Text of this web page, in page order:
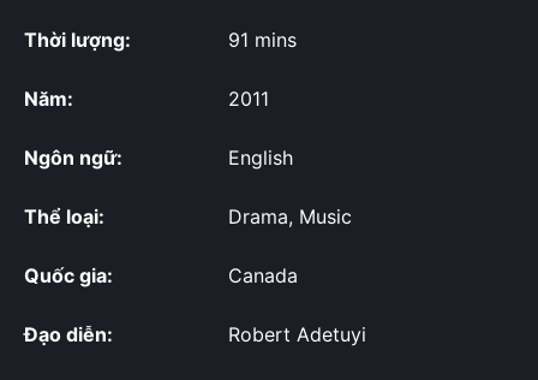
Thời lượng: 91 mins
Năm: 2011
Ngôn ngữ: English
Thể loại: Drama, Music
Quốc gia: Canada
Đạo diễn: Robert Adetuyi